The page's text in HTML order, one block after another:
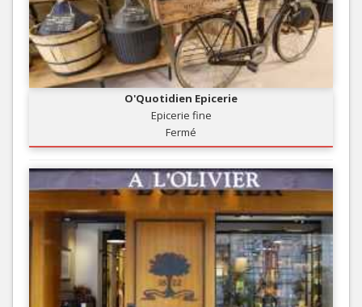
O'Quotidien Epicerie
Epicerie fine
Fermé